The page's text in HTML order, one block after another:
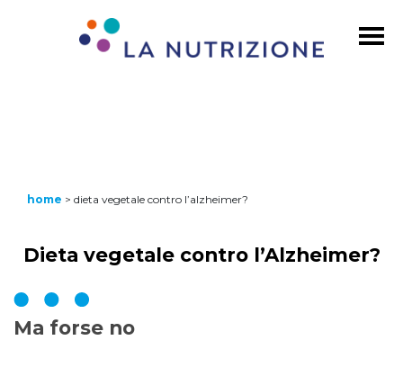
home > dieta vegetale contro l’alzheimer?
Dieta vegetale contro l’Alzheimer?
Ma forse no